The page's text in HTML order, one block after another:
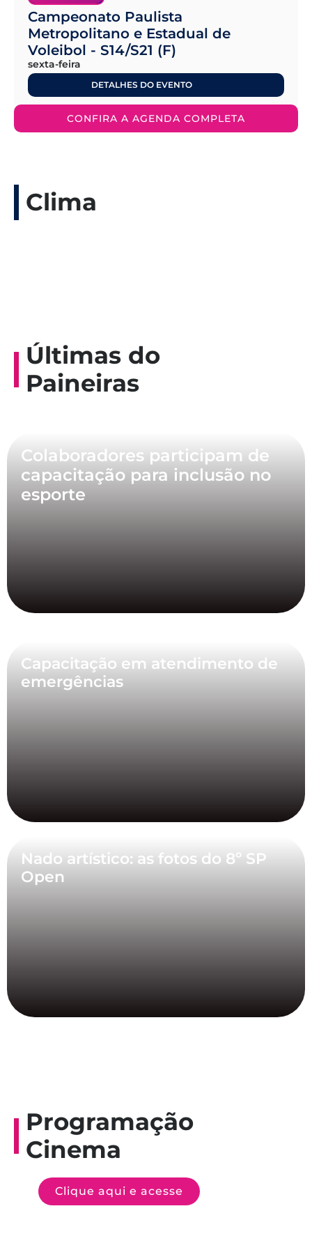
Campeonato Paulista
Metropolitano e Estadual de
Voleibol - S14/S21 (F)
sexta-feira
DETALHES DO EVENTO
CONFIRA A AGENDA COMPLETA
Clima
Últimas do
Paineiras
Colaboradores participam de
capacitação para inclusão no
esporte
Capacitação em atendimento de
emergências
Nado artístico: as fotos do 8º SP
Open
Programação
Cinema
Clique aqui e acesse